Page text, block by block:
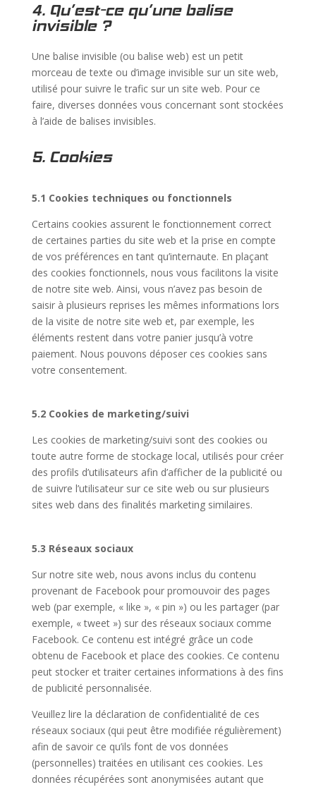
4. Qu’est-ce qu’une balise
invisible ?
Une balise invisible (ou balise web) est un petit
morceau de texte ou d’image invisible sur un site web,
utilisé pour suivre le trafic sur un site web. Pour ce
faire, diverses données vous concernant sont stockées
à l’aide de balises invisibles.
5. Cookies
5.1 Cookies techniques ou fonctionnels
Certains cookies assurent le fonctionnement correct
de certaines parties du site web et la prise en compte
de vos préférences en tant qu’internaute. En plaçant
des cookies fonctionnels, nous vous facilitons la visite
de notre site web. Ainsi, vous n’avez pas besoin de
saisir à plusieurs reprises les mêmes informations lors
de la visite de notre site web et, par exemple, les
éléments restent dans votre panier jusqu’à votre
paiement. Nous pouvons déposer ces cookies sans
votre consentement.
5.2 Cookies de marketing/suivi
Les cookies de marketing/suivi sont des cookies ou
toute autre forme de stockage local, utilisés pour créer
des profils d’utilisateurs afin d’afficher de la publicité ou
de suivre l’utilisateur sur ce site web ou sur plusieurs
sites web dans des finalités marketing similaires.
5.3 Réseaux sociaux
Sur notre site web, nous avons inclus du contenu
provenant de Facebook pour promouvoir des pages
web (par exemple, « like », « pin ») ou les partager (par
exemple, « tweet ») sur des réseaux sociaux comme
Facebook. Ce contenu est intégré grâce un code
obtenu de Facebook et place des cookies. Ce contenu
peut stocker et traiter certaines informations à des fins
de publicité personnalisée.
Veuillez lire la déclaration de confidentialité de ces
réseaux sociaux (qui peut être modifiée régulièrement)
afin de savoir ce qu’ils font de vos données
(personnelles) traitées en utilisant ces cookies. Les
données récupérées sont anonymisées autant que